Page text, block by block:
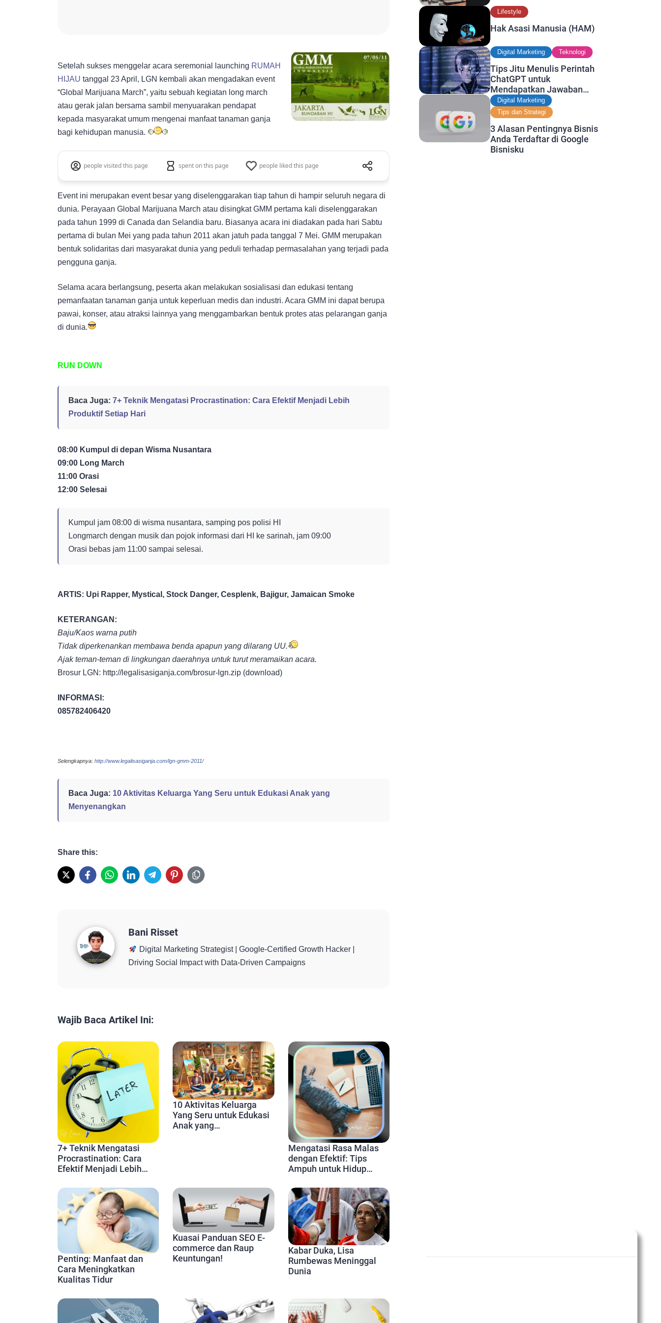
Setelah sukses menggelar acara seremonial launching RUMAH
HIJAU tanggal 23 April, LGN kembali akan mengadakan event
“Global Marijuana March”, yaitu sebuah kegiatan long march
atau gerak jalan bersama sambil menyuarakan pendapat
kepada masyarakat umum mengenai manfaat tanaman ganja
bagi kehidupan manusia.
people visited this page spent on this page people liked this page
Event ini merupakan event besar yang diselenggarakan tiap tahun di hampir seluruh negara di
dunia. Perayaan Global Marijuana March atau disingkat GMM pertama kali diselenggarakan
pada tahun 1999 di Canada dan Selandia baru. Biasanya acara ini diadakan pada hari Sabtu
pertama di bulan Mei yang pada tahun 2011 akan jatuh pada tanggal 7 Mei. GMM merupakan
bentuk solidaritas dari masyarakat dunia yang peduli terhadap permasalahan yang terjadi pada
pengguna ganja.
Selama acara berlangsung, peserta akan melakukan sosialisasi dan edukasi tentang
pemanfaatan tanaman ganja untuk keperluan medis dan industri. Acara GMM ini dapat berupa
pawai, konser, atau atraksi lainnya yang menggambarkan bentuk protes atas pelarangan ganja
di dunia.
RUN DOWN
Baca Juga: 7+ Teknik Mengatasi Procrastination: Cara Efektif Menjadi Lebih
Produktif Setiap Hari
08:00 Kumpul di depan Wisma Nusantara
09:00 Long March
11:00 Orasi
12:00 Selesai
Kumpul jam 08:00 di wisma nusantara, samping pos polisi HI
Longmarch dengan musik dan pojok informasi dari HI ke sarinah, jam 09:00
Orasi bebas jam 11:00 sampai selesai.
ARTIS: Upi Rapper, Mystical, Stock Danger, Cesplenk, Bajigur, Jamaican Smoke
KETERANGAN:
Baju/Kaos warna putih
Tidak diperkenankan membawa benda apapun yang dilarang UU.
Ajak teman-teman di lingkungan daerahnya untuk turut meramaikan acara.
Brosur LGN: http://legalisasiganja.com/brosur-lgn.zip (download)
INFORMASI:
085782406420
Selengkapnya: http://www.legalisasiganja .com/lgn-gmm-2011/
Baca Juga: 10 Aktivitas Keluarga Yang Seru untuk Edukasi Anak yang
Menyenangkan
Share this:
Bani Risset
Digital Marketing Strategist | Google-Certified Growth Hacker |
Driving Social Impact with Data-Driven Campaigns
Wajib Baca Artikel Ini:
7+ Teknik Mengatasi
Procrastination: Cara
Efektif Menjadi Lebih
10 Aktivitas Keluarga
Yang Seru untuk Edukasi
Anak yang
Mengatasi Rasa Malas
dengan Efektif: Tips
Ampuh untuk Hidup
Penting: Manfaat dan
Cara Meningkatkan
Kualitas Tidur
Kuasai Panduan SEO E-
commerce dan Raup
Keuntungan!
Kabar Duka, Lisa
Rumbewas Meninggal
Dunia
Lifestyle
Hak Asasi Manusia (HAM)
Digital Marketing Teknologi
Tips Jitu Menulis Perintah
ChatGPT untuk
Mendapatkan Jawaban
Terbaik
Digital Marketing
Tips dan Strategi
3 Alasan Pentingnya Bisnis
Anda Terdaftar di Google
Bisnisku